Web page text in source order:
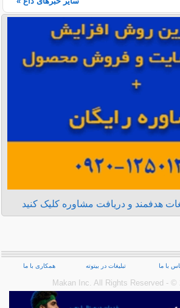
هدفمند و دریافت مشاوره کلیک کنید
با ما تبلیغات در بیتوته همکاری با ما
Makan Inc.‎ All Rights Reserved - ©